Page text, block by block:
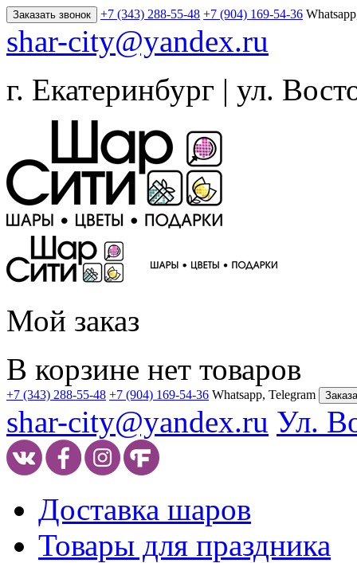
Заказать звонок +7 (343) 288-55-48 +7 (904) 169-54-36
shar-city@yandex.ru
г. Екатеринбург | ул.
Мой заказ
В корзине нет товаров
+7 (343) 288-55-48 +7 (904) 169-54-36 Whatsapp, Telegram
shar-city@yandex.ru Ул.
Доставка шаров
Товары для праздника